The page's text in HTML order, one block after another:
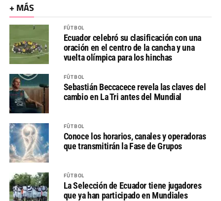
+ MÁS
FÚTBOL
Ecuador celebró su clasificación con una
oración en el centro de la cancha y una
vuelta olímpica para los hinchas
FÚTBOL
Sebastián Beccacece revela las claves del
cambio en La Tri antes del Mundial
FÚTBOL
Conoce los horarios, canales y operadoras
que transmitirán la Fase de Grupos
FÚTBOL
La Selección de Ecuador tiene jugadores
que ya han participado en Mundiales